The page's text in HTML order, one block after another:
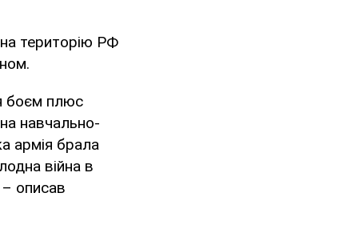
територію РФ
боєм плюс
навчально-
армія брала
війна в
– описав